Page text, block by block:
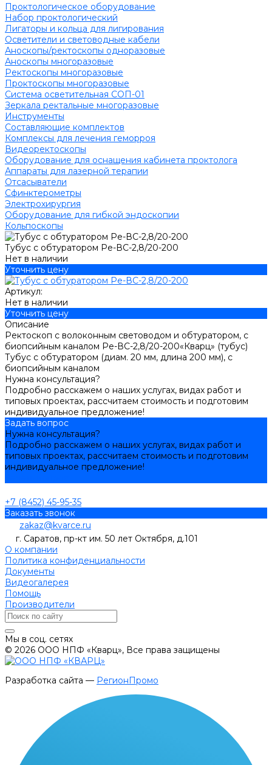
Проктологическое оборудование
Набор проктологический
Лигаторы и кольца для лигирования
Осветители и световодные кабели
Аноскопы/ректоскопы одноразовые
Аноскопы многоразовые
Ректоскопы многоразовые
Проктоскопы многоразовые
Система осветительная СОП-01
Зеркала ректальные многоразовые
Инструменты
Составляющие комплектов
Комплексы для лечения геморроя
Видеоректоскопы
Оборудование для оснащения кабинета проктолога
Аппараты для лазерной терапии
Отсасыватели
Сфинктерометры
Электрохирургия
Оборудование для гибкой эндоскопии
Кольпоскопы
Тубус с обтуратором Ре-ВС-2,8/20-200
Нет в наличии
Уточнить цену
Артикул:
Нет в наличии
Уточнить цену
Описание
Ректоскоп с волоконным световодом и обтуратором, с
биопсийным каналом Ре-ВС-2,8/20-200«Кварц» (тубус)
Тубус с обтуратором (диам. 20 мм, длина 200 мм), с
биопсийным каналом
Нужна консультация?
Подробно расскажем о наших услугах, видах работ и
типовых проектах, рассчитаем стоимость и подготовим
индивидуальное предложение!
Задать вопрос
Нужна консультация?
Подробно расскажем о наших услугах, видах работ и
типовых проектах, рассчитаем стоимость и подготовим
индивидуальное предложение!
+7 (8452) 45-95-35
Заказать звонок
zakaz@kvarce.ru
г. Саратов, пр-кт им. 50 лет Октября, д.101
О компании
Политика конфиденциальности
Документы
Видеогалерея
Помощь
Производители
Мы в соц. сетях
© 2026 ООО НПФ «Кварц», Все права защищены
Разработка сайта — РегионПромо